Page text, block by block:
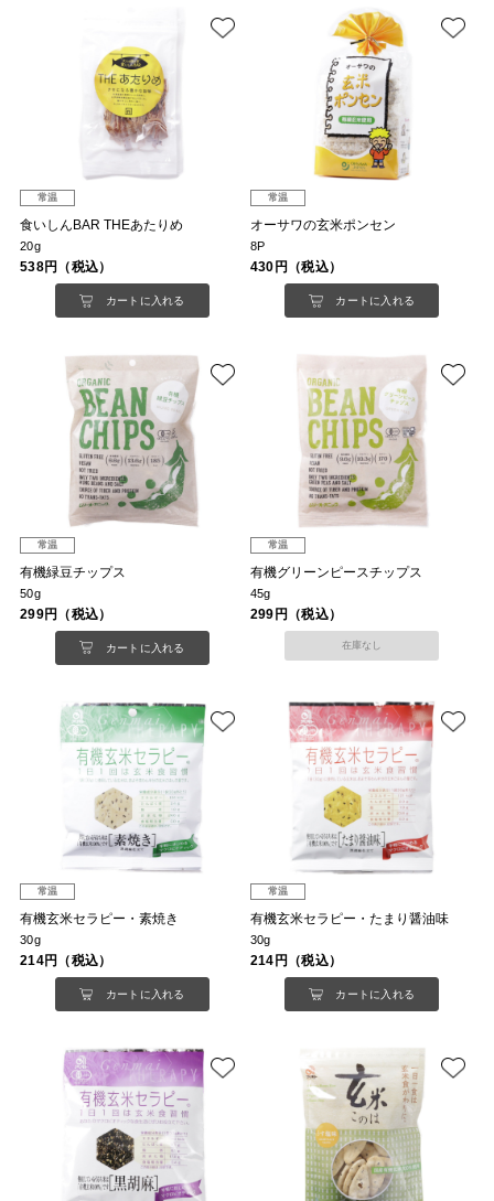
常温
食いしんBAR THEあたりめ
20g
538円（税込）
カートに入れる
常温
オーサワの玄米ポンセン
8P
430円（税込）
カートに入れる
常温
有機緑豆チップス
50g
299円（税込）
カートに入れる
常温
有機グリーンピースチップス
45g
299円（税込）
在庫なし
常温
有機玄米セラピー・素焼き
30g
214円（税込）
カートに入れる
常温
有機玄米セラピー・たまり醤油味
30g
214円（税込）
カートに入れる